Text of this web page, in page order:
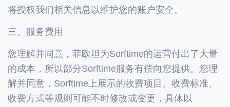
将授权我们相关信息以维护您的账户安全。
三、服务费用
您理解并同意，菲欧坦为Sorftime的运营付出了大量
的成本，所以部分Sorftime服务有偿向您提供。您理
解并同意，Sorftime上展示的收费项目、收费标准、
收费方式等规则可能不时修改或变更，具体以